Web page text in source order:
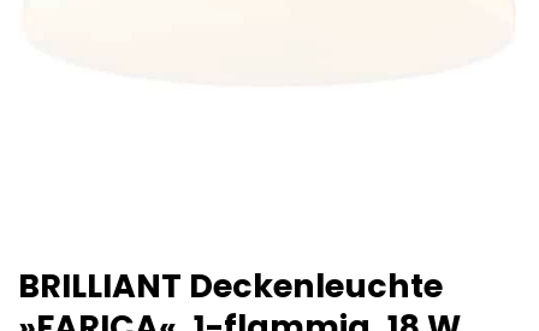
BRILLIANT Deckenleuchte